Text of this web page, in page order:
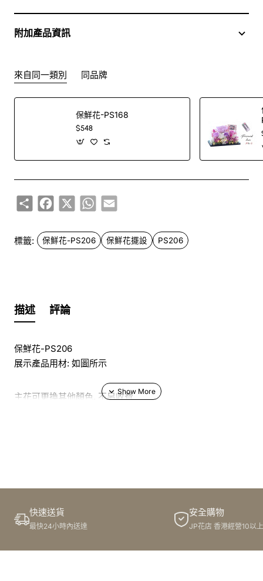
附加產品資訊
來自同一類別 同品牌
保鮮花-PS168
$548
ShareFacebook
X WhatsApp
Email
標籤: 保鮮花-PS206 保鮮花擺設 PS206
描述 評論
保鮮花-PS206
展示產品用材: 如圖所示
主花可更換其他顏色, 不另收費
此花束價格不適用於(情人節期間 4/2-16/2)
快速送貨
最快24小時內送達
安全購物
JP花店 香港經營10以